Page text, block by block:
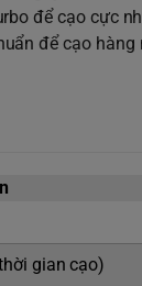
để cạo cực
để cạo hàng
gian cạo)